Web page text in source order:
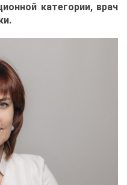
ка­те­го­рии, врач